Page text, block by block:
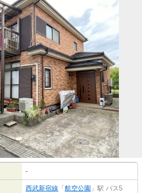
-
西武新宿線 「 航空公園 」駅 バス5